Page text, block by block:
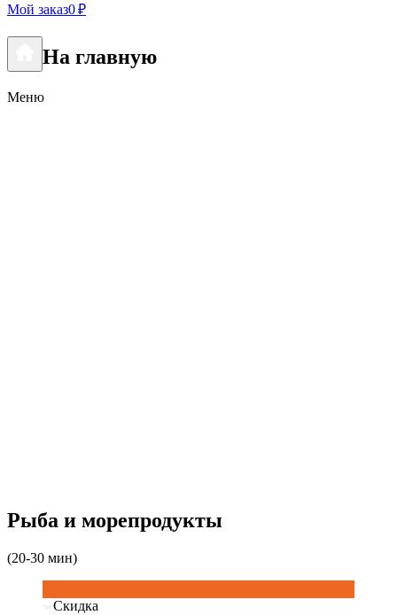
Мой заказ0 ₽
На главную
Меню
Рыба и морепродукты
(20-30 мин)
Скидка